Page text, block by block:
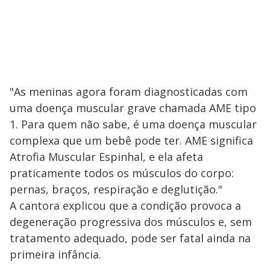
"As meninas agora foram diagnosticadas com
uma doença muscular grave chamada AME tipo
1. Para quem não sabe, é uma doença muscular
complexa que um bebê pode ter. AME significa
Atrofia Muscular Espinhal, e ela afeta
praticamente todos os músculos do corpo:
pernas, braços, respiração e deglutição."
A cantora explicou que a condição provoca a
degeneração progressiva dos músculos e, sem
tratamento adequado, pode ser fatal ainda na
primeira infância.